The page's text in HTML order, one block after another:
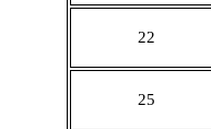
22
25